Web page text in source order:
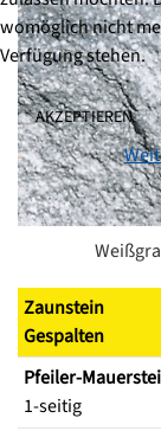
Zaunstein
Gespalten
Pfeiler-
1-seitig
womöglich nicht
Verfügung stehen.
AKZEPTIEREN